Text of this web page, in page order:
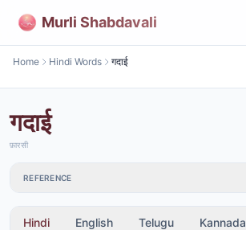
Murli Shabdavali
Home Hindi Words गदाई
गदाई
फ़ारसी
REFERENCE
Hindi English Telugu Kannada